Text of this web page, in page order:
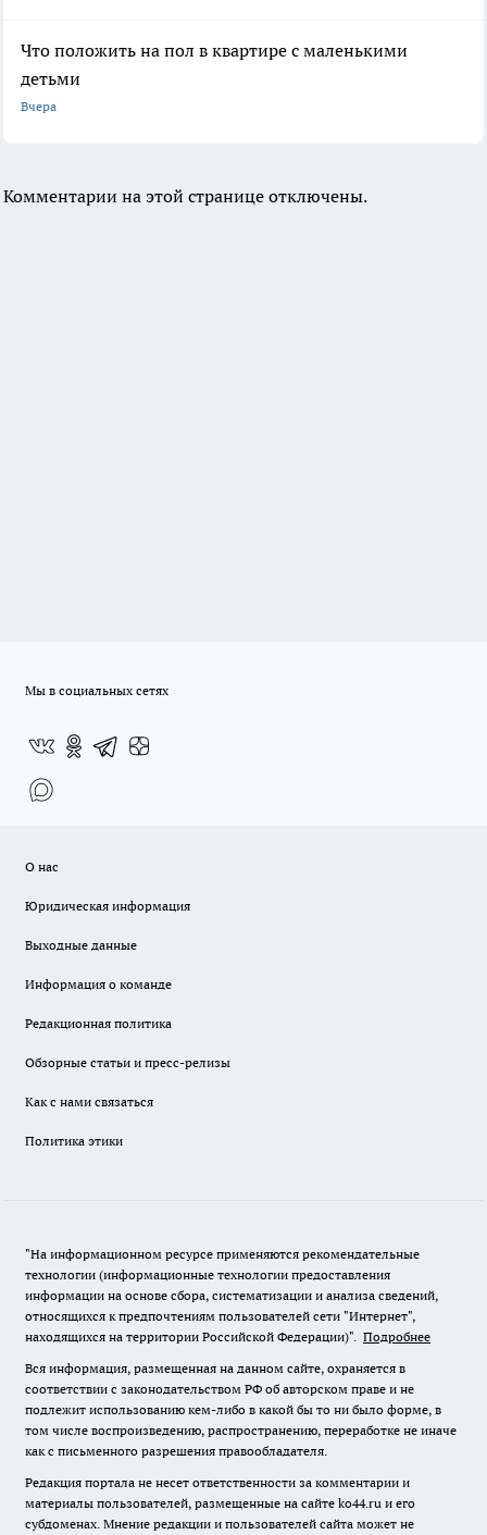
Что положить на пол в квартире с маленькими
детьми
Вчера
Комментарии на этой странице отключены.
Мы в социальных сетях
О нас
Юридическая информация
Выходные данные
Информация о команде
Редакционная политика
Обзорные статьи и пресс-релизы
Как с нами связаться
Политика этики
"На информационном ресурсе применяются рекомендательные
технологии (информационные технологии предоставления
информации на основе сбора, систематизации и анализа сведений,
относящихся к предпочтениям пользователей сети "Интернет",
находящихся на территории Российской Федерации)". Подробнее
Вся информация, размещенная на данном сайте, охраняется в
соответствии с законодательством РФ об авторском праве и не
подлежит использованию кем-либо в какой бы то ни было форме, в
том числе воспроизведению, распространению, переработке не иначе
как с письменного разрешения правообладателя.
Редакция портала не несет ответственности за комментарии и
материалы пользователей, размещенные на сайте ko44.ru и его
субдоменах. Мнение редакции и пользователей сайта может не